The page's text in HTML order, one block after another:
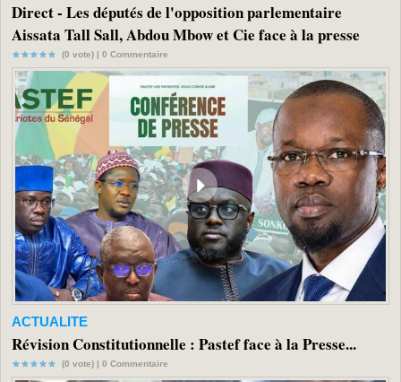
Direct - Les députés de l'opposition parlementaire
Aissata Tall Sall, Abdou Mbow et Cie face à la presse
(0 vote) | 0 Commentaire
ACTUALITE
Révision Constitutionnelle : Pastef face à la Presse...
(0 vote) | 0 Commentaire